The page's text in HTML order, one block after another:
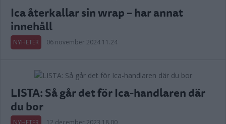
Ica återkallar sin wrap – har annat
innehåll
NYHETER 06 november 2024 11.24
LISTA: Så går det för Ica-handlaren där
du bor
NYHETER 12 december 2023 18.00